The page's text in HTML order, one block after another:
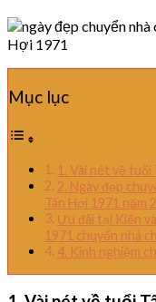
Mục lục
1. Vài nét về tuổi
2. Ngày đẹp
Tân Hợi 1971 năm
Ưu đãi tại Kiến
1971 chuyển nhà
4. Kinh nghiệm